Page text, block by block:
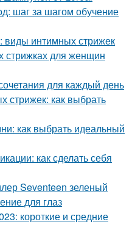
шаг за шагом обучение
виды интимных стрижек
для женщин
для каждый день
стрижек: как выбрать
как выбрать идеальный
как сделать себя
Seventeen зеленый
для глаз
короткие и средние